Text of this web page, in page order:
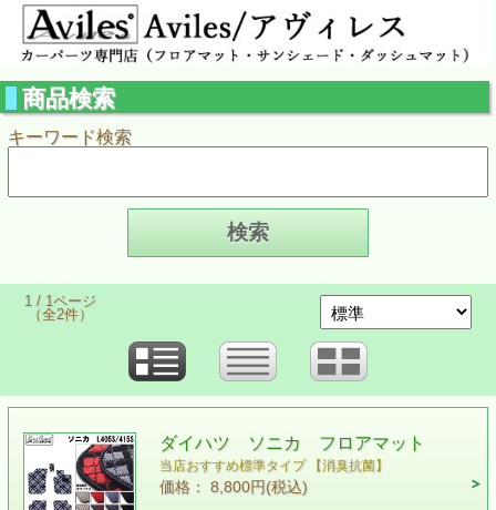
商品検索
キーワード検索
1 / 1ページ
（全2件）
ダイハツ ソニカ フロアマット
当店おすすめ標準タイプ 【消臭抗菌】
価格： 8,800円(税込)